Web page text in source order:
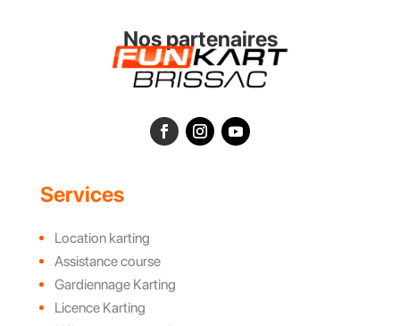
Nos partenaires
Services
Location karting
Assistance course
Gardiennage Karting
Licence Karting